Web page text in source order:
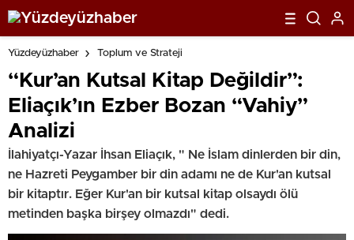
Yüzdeyüzhaber Toplum ve Strateji
“Kur’an Kutsal Kitap Değildir”:
Eliaçık’ın Ezber Bozan “Vahiy”
Analizi
İlahiyatçı-Yazar İhsan Eliaçık, " Ne İslam dinlerden bir din,
ne Hazreti Peygamber bir din adamı ne de Kur'an kutsal
bir kitaptır. Eğer Kur'an bir kutsal kitap olsaydı ölü
metinden başka birşey olmazdı" dedi.